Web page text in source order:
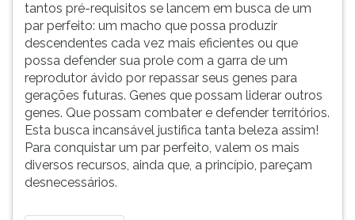
tantos pré-requisitos se lancem em busca de um
par perfeito: um macho que possa produzir
descendentes cada vez mais eficientes ou que
possa defender sua prole com a garra de um
reprodutor ávido por repassar seus genes para
gerações futuras. Genes que possam liderar outros
genes. Que possam combater e defender territórios.
Esta busca incansável justifica tanta beleza assim!
Para conquistar um par perfeito, valem os mais
diversos recursos, ainda que, a princípio, pareçam
desnecessários.